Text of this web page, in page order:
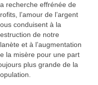
recherche effrénée de
l’amour de l’argent
conduisent à la
de notre
et à l’augmentation
la misère pour une part
plus grande de la